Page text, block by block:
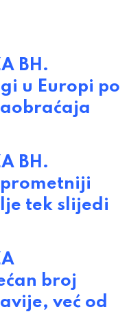
BH.
u Europi po
BH.
tek slijedi
broj
već od